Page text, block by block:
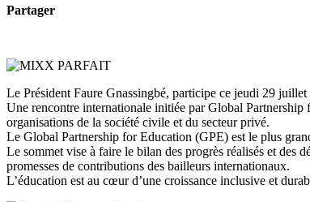
Partager
Le Président Faure Gnassingbé, participe ce jeudi 29
Une rencontre internationale initiée par Global
organisations de la société civile et du secteur privé.
Le Global Partnership for Education (GPE) est le plus
Le sommet vise à faire le bilan des progrès réalisés et des
promesses de contributions des bailleurs internationaux.
L’éducation est au cœur d’une croissance inclusive et